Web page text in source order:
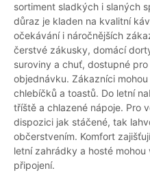
sortiment sladkých i slaných
důraz je kladen na kvalitní
očekávání i náročnějších
čerstvé zákusky, domácí
suroviny a chuť, dostupné
objednávku. Zákazníci
chlebíčků a toastů. Do letní
tříště a chlazené nápoje. Pro
dispozici jak stáčené, tak
občerstvením. Komfort
letní zahrádky a hosté
připojení.